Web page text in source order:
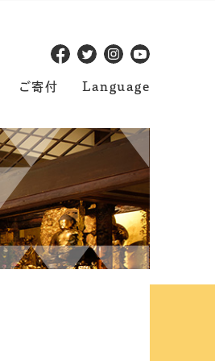
ご寄付 Language